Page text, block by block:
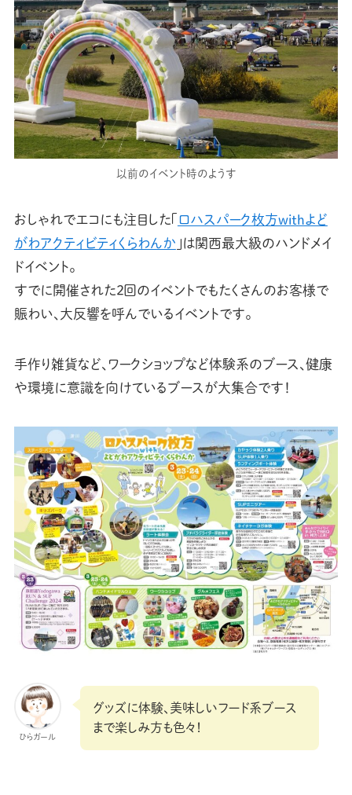
以前のイベント時のようす
おしゃれでエコにも注目した「
ロハスパーク枚方withよど
がわアクティビティくらわんか 」は関西最大級のハンドメイ
ドイベント。
すでに開催された2回のイベントでもたくさんのお客様で
賑わい、大反響を呼んでいるイベントです。
手作り雑貨など、ワークショップなど体験系のブース、健康
や環境に意識を向けているブースが大集合です！
ひらガール
グッズに体験、美味しいフード系ブース
まで楽しみ方も色々！